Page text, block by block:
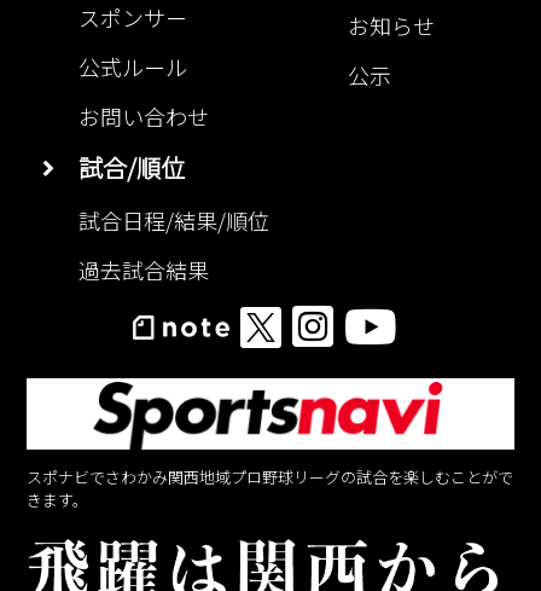
スポンサー
公式ルール
お問い合わせ
試合/順位
試合日程/結果/順位
過去試合結果
お知らせ
公示
スポナビでさわかみ関西地域プロ野球リーグの試合を楽しむことがで
きます。